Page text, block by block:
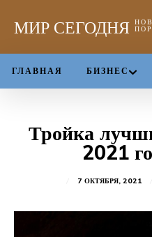
МИР СЕГОДНЯ
ГЛАВНАЯ БИЗНЕС
Тройка
2021
7 ОКТЯБРЯ, 2021